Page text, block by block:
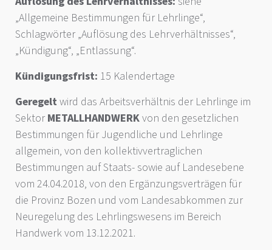
„Allgemeine Bestimmungen für Lehrlinge“,
Schlagwörter „Auflösung des Lehrverhältnisses“,
„Kündigung“, „Entlassung“.
Kündigungsfrist: 15 Kalendertage
Geregelt wird das Arbeitsverhältnis der Lehrlinge im
Sektor METALLHANDWERKvon den gesetzlichen
Bestimmungen für Jugendliche und Lehrlinge
allgemein, von den kollektivvertraglichen
Bestimmungen auf Staats- sowie auf Landesebene
vom 24.04.2018, von den Ergänzungsverträgen für
die Provinz Bozen und vom Landesabkommen zur
Neuregelung des Lehrlingswesens im Bereich
Handwerk vom 13.12.2021.